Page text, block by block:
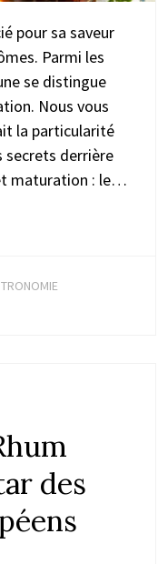
pour sa saveur
Parmi les
se distingue
Nous vous
la particularité
secrets derrière
maturation : le…
des